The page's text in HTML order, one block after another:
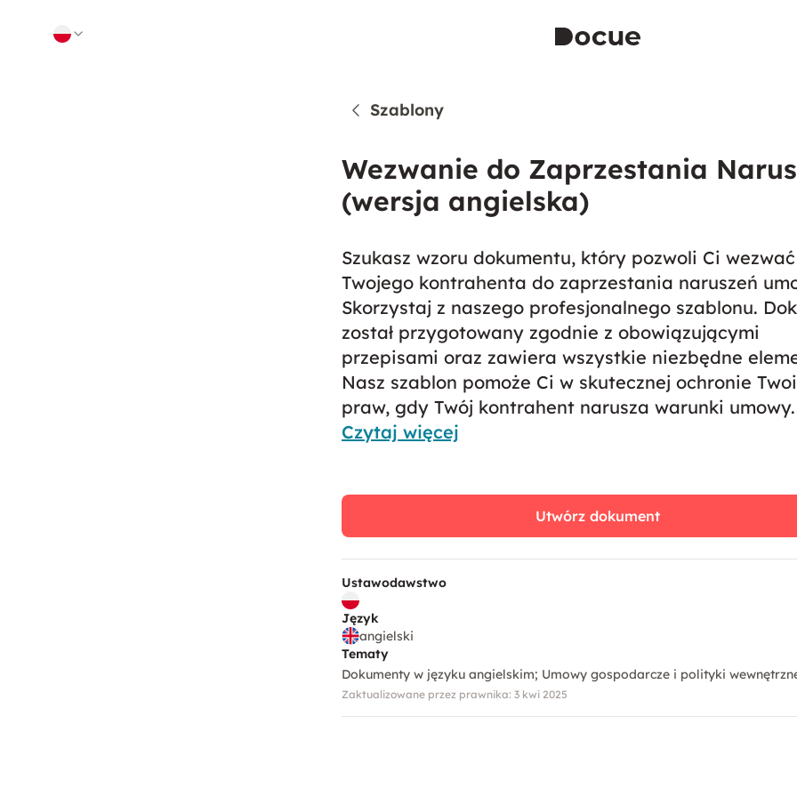
Szablony
Wezwanie do Zaprzestania
(wersja angielska)
Szukasz wzoru dokumentu, który pozwoli Ci wezwać
Twojego kontrahenta do zaprzestania naruszeń
Skorzystaj z naszego profesjonalnego szablonu.
został przygotowany zgodnie z obowiązującymi
przepisami oraz zawiera wszystkie niezbędne
Nasz szablon pomoże Ci w skutecznej ochronie
praw, gdy Twój kontrahent narusza warunki umowy.
Czytaj więcej
Ustawodawstwo
Język
angielski
Tematy
Dokumenty w języku angielskim Umowy gospodarcze i polityki
Zaktualizowane przez prawnika: 3 kwi 2025
Utwórz dokument